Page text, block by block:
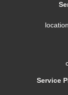
Service